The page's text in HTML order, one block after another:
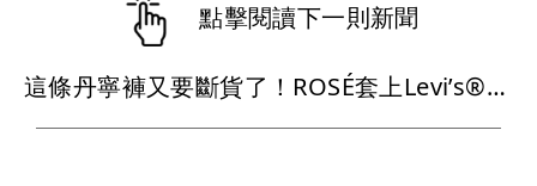
點擊閱讀下一則新聞
這條丹寧褲又要斷貨了！ROSÉ套上Levi’s®腰細、腿長有夠燒